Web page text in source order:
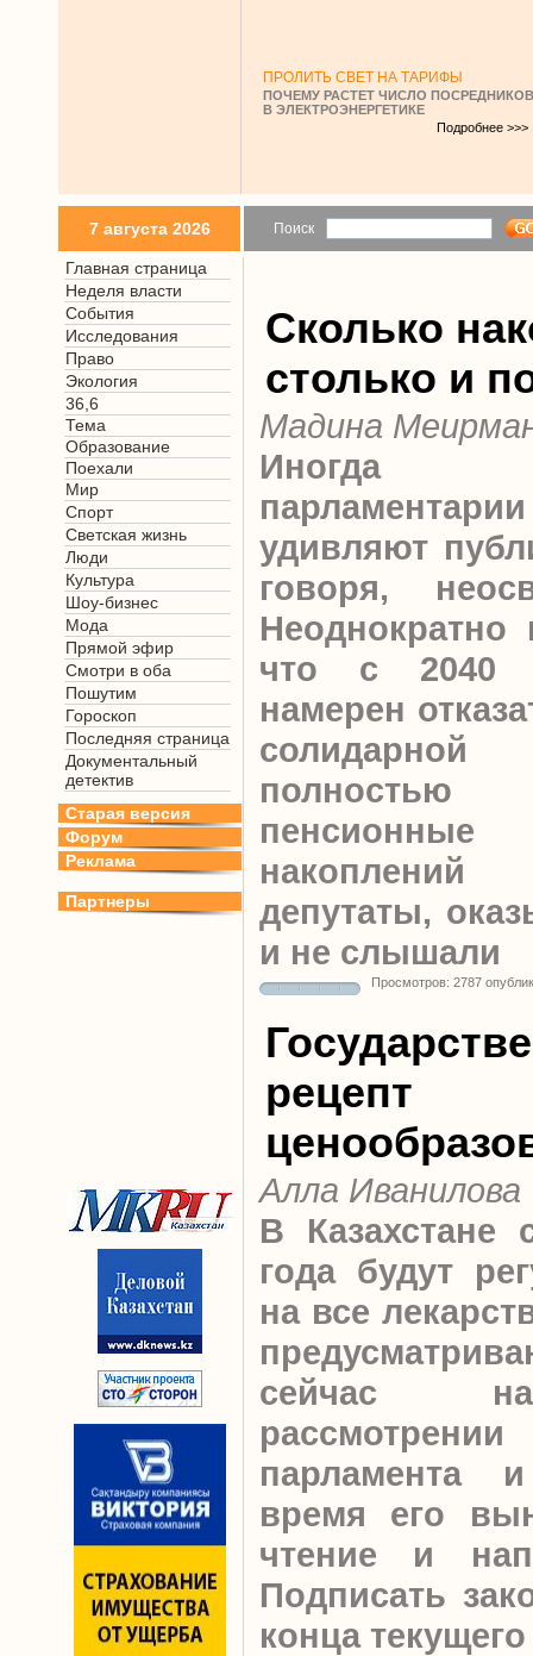
ПРОЛИТЬ СВЕТ НА ТАРИФЫ
ПОЧЕМУ РАСТЕТ ЧИСЛО ПОСРЕДНИКОВ
В ЭЛЕКТРОЭНЕРГЕТИКЕ
Подробнее >>>
7 августа 2026 Поиск
Главная страница
Неделя власти
События
Исследования
Право
Экология
36,6
Тема
Образование
Поехали
Мир
Спорт
Светская жизнь
Люди
Культура
Шоу-бизнес
Мода
Прямой эфир
Смотри в оба
Пошутим
Гороскоп
Последняя страница
Документальный
детектив
Старая версия
Форум
Реклама
Партнеры
Сколько
столько и
Мадина
Иногда
удивляют
говоря,
что с 2040
намерен
депутаты,
и не слышали
Просмотров: 2787
рецепт
Алла Иванилова
В Казахстане
года будут
на все
сейчас
парламента
время его
чтение и
Подписать
конца текущего